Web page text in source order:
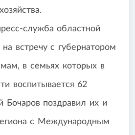
служба областной
встречу с губернатором
в семьях которых в
воспитывается 62
Бочаров поздравил их и
с Международным